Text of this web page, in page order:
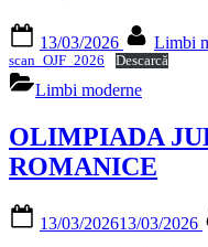
on
13/03/2026 Limbi
scan_OJF_2026 Descarcă
Limbi moderne
OLIMPIADA
ROMANICE
on
13/03/202613/03/2026